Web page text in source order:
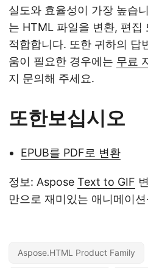
실도와 효율성이 가장 높습
는 HTML 파일을 변환, 편집
적합합니다. 또한 귀하의 답
움이 필요한 경우에는 무료
지 문의해 주세요.
또한보십시오
EPUB를 PDF로 변환
정보: Aspose Text to GIF
만으로 재미있는 애니메이
Aspose.HTML Product Family